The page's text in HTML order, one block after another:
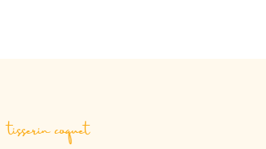
tisserin coquet